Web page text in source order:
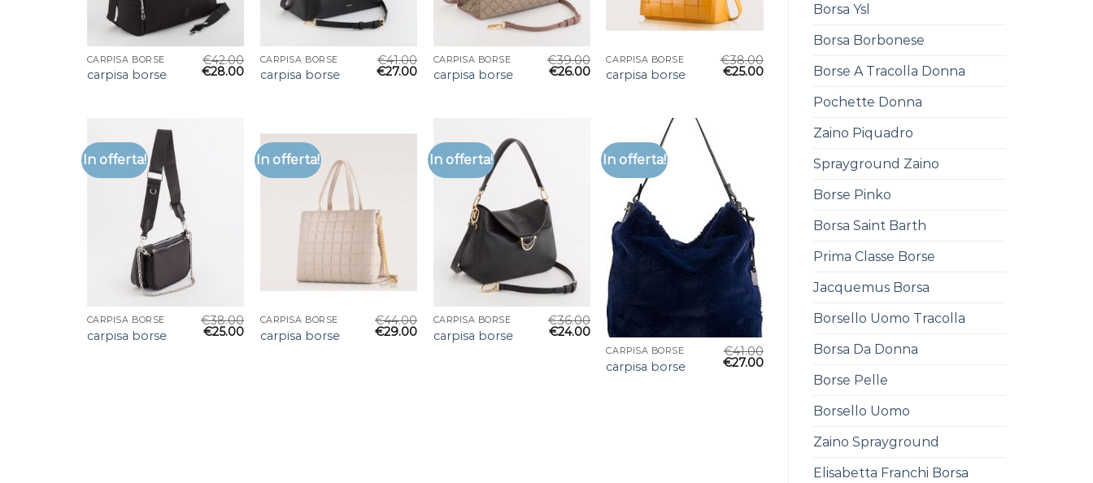
Borsa Ysl
Borsa Borbonese
Borse A Tracolla Donna
Pochette Donna
Zaino Piquadro
Sprayground Zaino
Borse Pinko
Borsa Saint Barth
Prima Classe Borse
Jacquemus Borsa
Borsello Uomo Tracolla
Borsa Da Donna
Borse Pelle
Borsello Uomo
Zaino Sprayground
Elisabetta Franchi Borsa
CARPISA BORSE
carpisa borse
€42.00
€28.00
CARPISA BORSE
carpisa borse
€41.00
€27.00
CARPISA BORSE
carpisa borse
€39.00
€26.00
CARPISA BORSE
carpisa borse
€38.00
€25.00
In offerta!
CARPISA BORSE
carpisa borse
€38.00
€25.00
In offerta!
CARPISA BORSE
carpisa borse
€44.00
€29.00
In offerta!
CARPISA BORSE
carpisa borse
€36.00
€24.00
In offerta!
CARPISA BORSE
carpisa borse
€41.00
€27.00